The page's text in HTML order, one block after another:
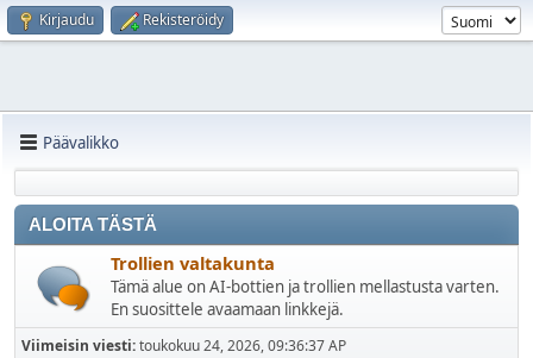
Kirjaudu Rekisteröidy
Päävalikko
ALOITA TÄSTÄ
Trollien valtakunta
Tämä alue on AI-bottien ja trollien mellastusta varten.
En suosittele avaamaan linkkejä.
Viimeisin viesti:toukokuu 24, 2026, 09:36:37 AP